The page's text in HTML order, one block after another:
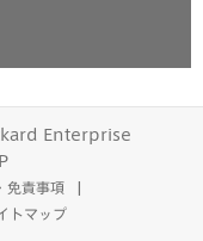
Enterprise
免責事項
トマップ